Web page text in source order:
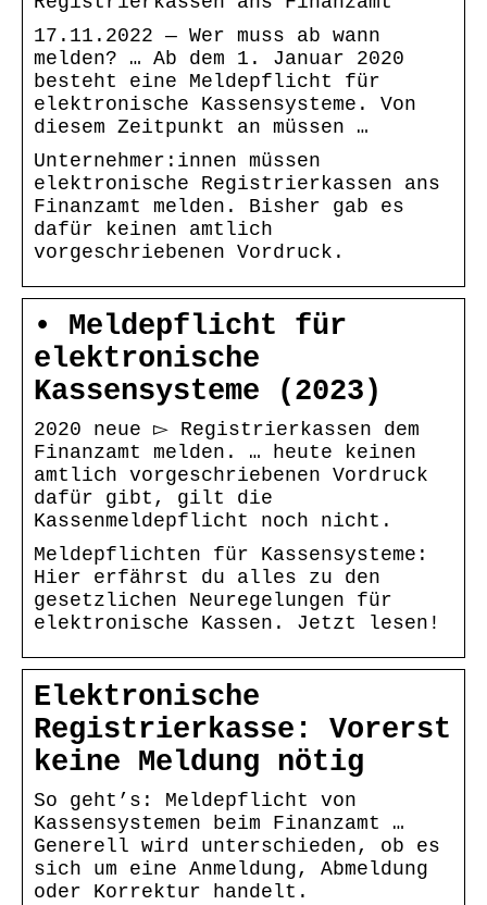
17.11.2022 — Wer muss ab wann
melden? … Ab dem 1. Januar 2020
besteht eine Meldepflicht für
elektronische Kassensysteme. Von
diesem Zeitpunkt an müssen …
Unternehmer:innen müssen
elektronische Registrierkassen ans
Finanzamt melden. Bisher gab es
dafür keinen amtlich
vorgeschriebenen Vordruck.
• Meldepflicht für
elektronische
Kassensysteme (2023)
2020 neue ▻ Registrierkassen dem
Finanzamt melden. … heute keinen
amtlich vorgeschriebenen Vordruck
dafür gibt, gilt die
Kassenmeldepflicht noch nicht.
Meldepflichten für Kassensysteme:
Hier erfährst du alles zu den
gesetzlichen Neuregelungen für
elektronische Kassen. Jetzt lesen!
Elektronische
Registrierkasse: Vorerst
keine Meldung nötig
So geht’s: Meldepflicht von
Kassensystemen beim Finanzamt …
Generell wird unterschieden, ob es
sich um eine Anmeldung, Abmeldung
oder Korrektur handelt.